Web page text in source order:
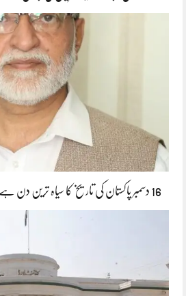
16 دسمبر پاکستان کی تاریخ کا سیاہ ترین دن ہے — امیر جماعتِ اسلامی…